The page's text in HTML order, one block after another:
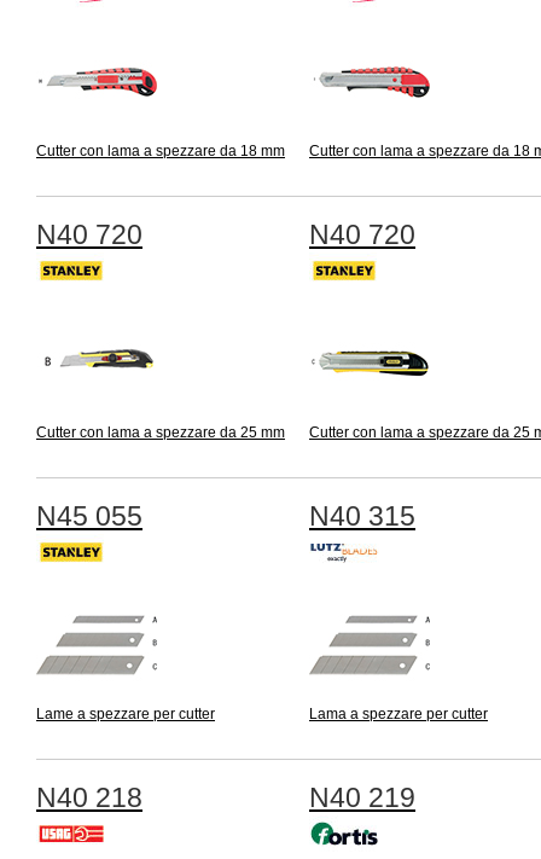
Cutter con lama a spezzare da 18 mm Cutter con lama a spezzare da 18
N40 720
Cutter con lama a spezzare da 25 mm
N40 720
Cutter con lama a spezzare da 25
N45 055
Lame a spezzare per cutter
N40 315
Lama a spezzare per cutter
N40 218 N40 219